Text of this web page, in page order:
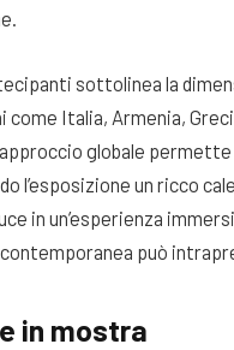
sottolinea la
Italia, Armenia,
globale
l’esposizione un ricco
in un’esperienza
può
in mostra